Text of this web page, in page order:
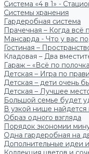
Система «4 в 1» -
Системы хранения
Гардеробная система
Прачечная – Когда всё
Мансарда - Что у вас
Гостиная –
Кладовая – Два
Гараж – «Всё по
Детская – Игра по
Детская – дети очень
Детская – Лучшее
Большой семье будет
В узкой нише найдется
Образ одного взгляда
Порядок экономии
Одна гардеробная на
Дополнительные идеи